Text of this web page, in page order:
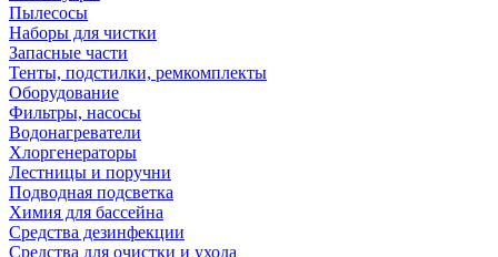
Пылесосы
Наборы для чистки
Запасные части
Тенты, подстилки, ремкомплекты
Оборудование
Фильтры, насосы
Водонагреватели
Хлоргенераторы
Лестницы и поручни
Подводная подсветка
Химия для бассейна
Средства дезинфекции
Средства для очистки и ухода